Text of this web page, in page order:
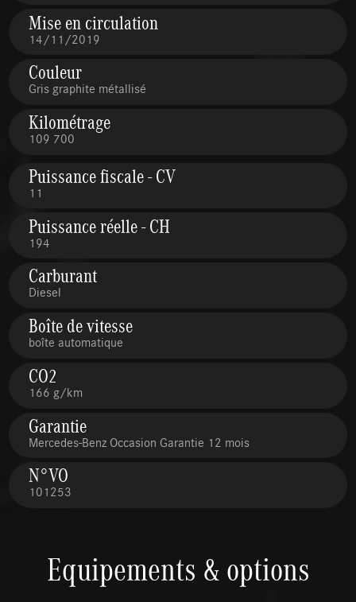
Mise en circulation
14/11/2019
Couleur
Gris graphite métallisé
Kilométrage
109 700
Puissance fiscale - CV
11
Puissance réelle - CH
194
Carburant
Diesel
Boîte de vitesse
boîte automatique
CO2
166 g/km
Garantie
Mercedes-Benz Occasion Garantie 12 mois
N°VO
101253
Equipements & options